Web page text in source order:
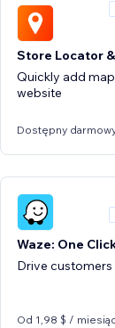
Store Locator
Quickly add
website
Dostępny
Waze: One
Drive
Od 1,98 $ / miesiąc